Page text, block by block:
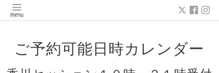
ご予約可能日時カレンダー